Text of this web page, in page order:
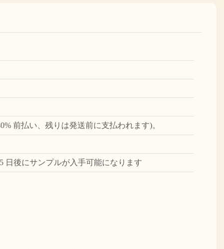
前払い、残りは発送前に支払われます)。
日後にサンプルが入手可能になります